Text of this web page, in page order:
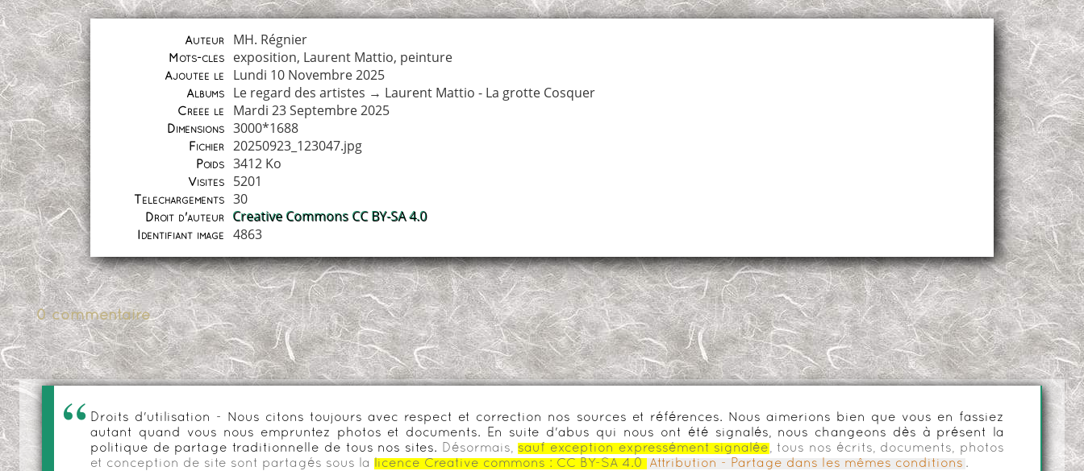
Auteur MH. Régnier
Mots-clés exposition, Laurent Mattio, peinture
Ajoutée le Lundi 10 Novembre 2025
Albums Le regard des artistes → Laurent Mattio - La grotte Cosquer
Créée le Mardi 23 Septembre 2025
Dimensions 3000*1688
Fichier 20250923_123047.jpg
Poids 3412 Ko
Visites 5201
Téléchargements 30
Droit d'auteur Creative Commons CC BY-SA 4.0
Identifiant image 4863
0 commentaire
Droits d'utilisation - Nous citons toujours avec respect et correction nos sources et références. Nous aimerions bien que vous en fassiez
autant quand vous nous empruntez photos et documents. En suite d'abus qui nous ont été signalés, nous changeons dès à présent la
politique de partage traditionnelle de tous nos sites.
Désormais, sauf exception expressément signalée , tous nos écrits, documents, photos
et conception de site sont partagés sous la
licence Creative commons : CC BY-SA 4.0 Attribution - Partage dans les mêmes conditions .